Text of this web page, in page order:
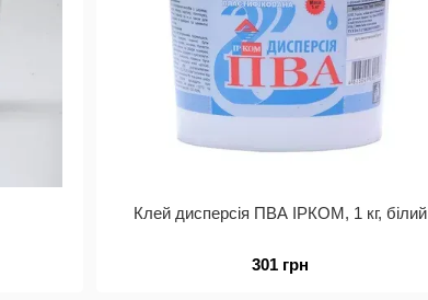
Клей дисперсія ПВА ІРКОМ, 1 кг, білий
301 грн